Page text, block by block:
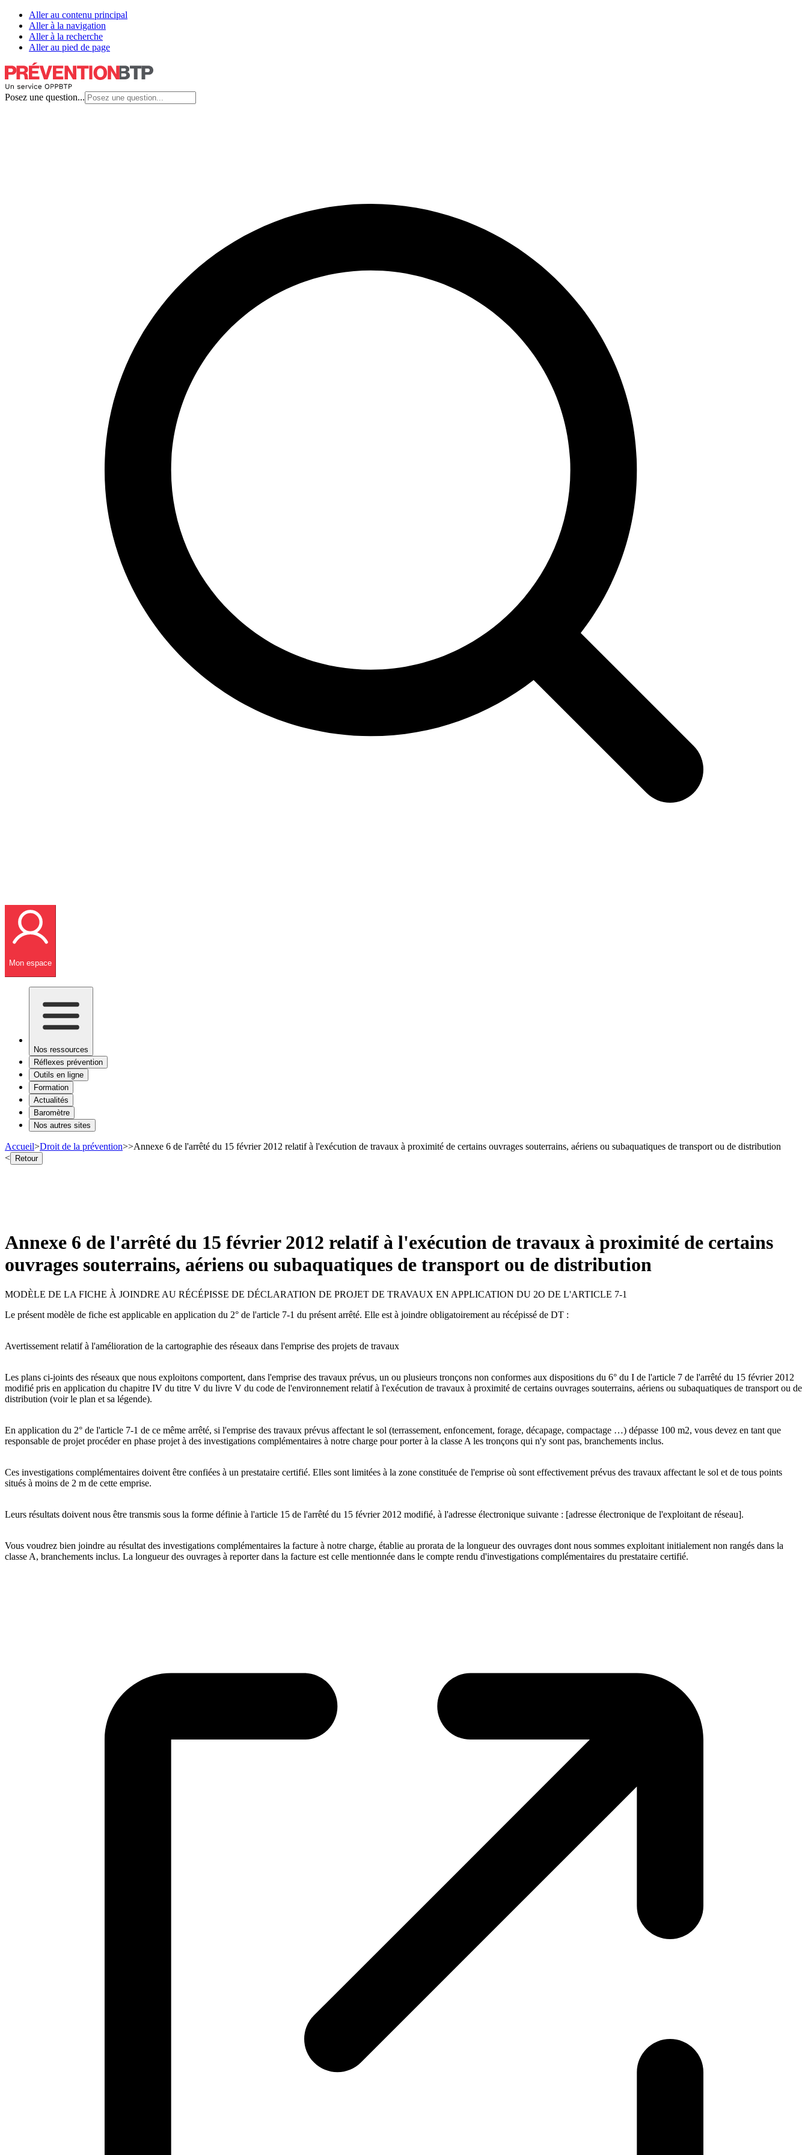
Aller au contenu principal
Aller à la navigation
Aller à la recherche
Aller au pied de page
Posez une question...
Mon espace
Nos ressources
Réflexes prévention
Outils en ligne
Formation
Actualités
Baromètre
Nos autres sites
Accueil>Droit de la prévention>>Annexe 6 de l'arrêté du 15 février 2012 relatif à l'exécution de travaux à proximité de certains ouvrages souterrains, aériens ou subaquatiques de transport ou de distribution
< Retour
Annexe 6 de l'arrêté du 15 février 2012 relatif à l'exécution de travaux à proximité de certains
ouvrages souterrains, aériens ou subaquatiques de transport ou de distribution
MODÈLE DE LA FICHE À JOINDRE AU RÉCÉPISSE DE DÉCLARATION DE PROJET DE TRAVAUX EN APPLICATION DU 2O DE L'ARTICLE 7-1
Le présent modèle de fiche est applicable en application du 2° de l'article 7-1 du présent arrêté. Elle est à joindre obligatoirement au récépissé de DT :
Avertissement relatif à l'amélioration de la cartographie des réseaux dans l'emprise des projets de travaux
Les plans ci-joints des réseaux que nous exploitons comportent, dans l'emprise des travaux prévus, un ou plusieurs tronçons non conformes aux dispositions du 6° du I de l'article 7 de l'arrêté du 15 février 2012
modifié pris en application du chapitre IV du titre V du livre V du code de l'environnement relatif à l'exécution de travaux à proximité de certains ouvrages souterrains, aériens ou subaquatiques de transport ou de
distribution (voir le plan et sa légende).
En application du 2° de l'article 7-1 de ce même arrêté, si l'emprise des travaux prévus affectant le sol (terrassement, enfoncement, forage, décapage, compactage …) dépasse 100 m2, vous devez en tant que
responsable de projet procéder en phase projet à des investigations complémentaires à notre charge pour porter à la classe A les tronçons qui n'y sont pas, branchements inclus.
Ces investigations complémentaires doivent être confiées à un prestataire certifié. Elles sont limitées à la zone constituée de l'emprise où sont effectivement prévus des travaux affectant le sol et de tous points
situés à moins de 2 m de cette emprise.
Leurs résultats doivent nous être transmis sous la forme définie à l'article 15 de l'arrêté du 15 février 2012 modifié, à l'adresse électronique suivante : [adresse électronique de l'exploitant de réseau].
Vous voudrez bien joindre au résultat des investigations complémentaires la facture à notre charge, établie au prorata de la longueur des ouvrages dont nous sommes exploitant initialement non rangés dans la
classe A, branchements inclus. La longueur des ouvrages à reporter dans la facture est celle mentionnée dans le compte rendu d'investigations complémentaires du prestataire certifié.